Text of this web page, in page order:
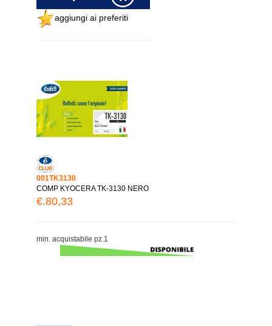
aggiungi ai preferiti
001TK3130
COMP KYOCERA TK-3130 NERO
€.80,33
min. acquistabile pz.1